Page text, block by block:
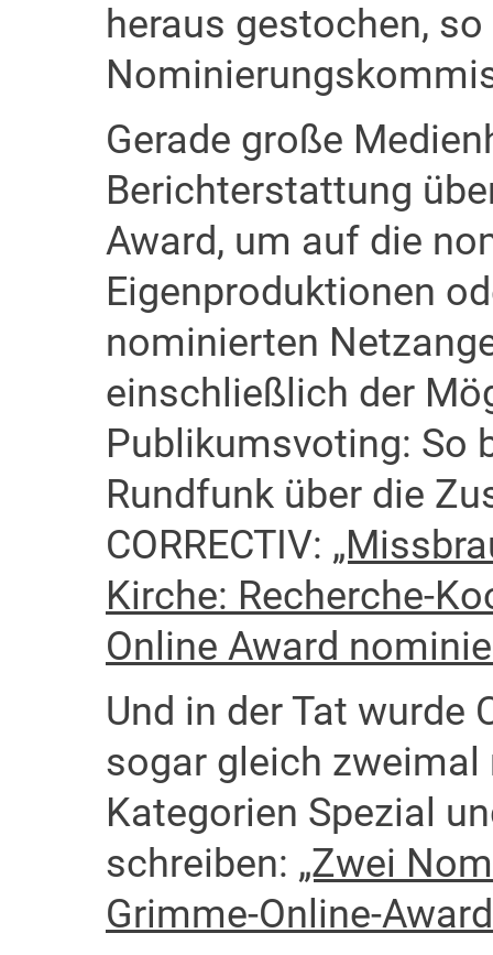
heraus gestochen, so
Gerade große
Berichterstattung
Award, um auf die
Eigenproduktionen
nominierten
einschließlich der
Publikumsvoting: So
Rundfunk über die
CORRECTIV:
Kirche: Recherche-
Online Award
Und in der Tat wurde
sogar gleich
Kategorien Spezial
schreiben: „Zwei
Grimme-Online-